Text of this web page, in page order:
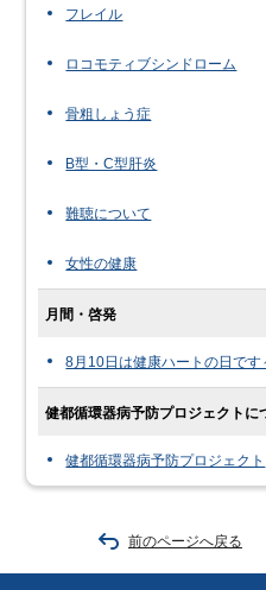
フレイル
ロコモティブシンドローム
骨粗しょう症
B型・C型肝炎
難聴について
女性の健康
月間・啓発
8月10日は健康ハートの日で
健都循環器病予防プロジェクトに
健都循環器病予防プロジェクト
前のページへ戻る